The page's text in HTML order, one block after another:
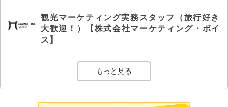
観光マーケティング実務スタッフ（旅行好き
大歓迎！）【株式会社マーケティング・ボイ
ス】
もっと見る